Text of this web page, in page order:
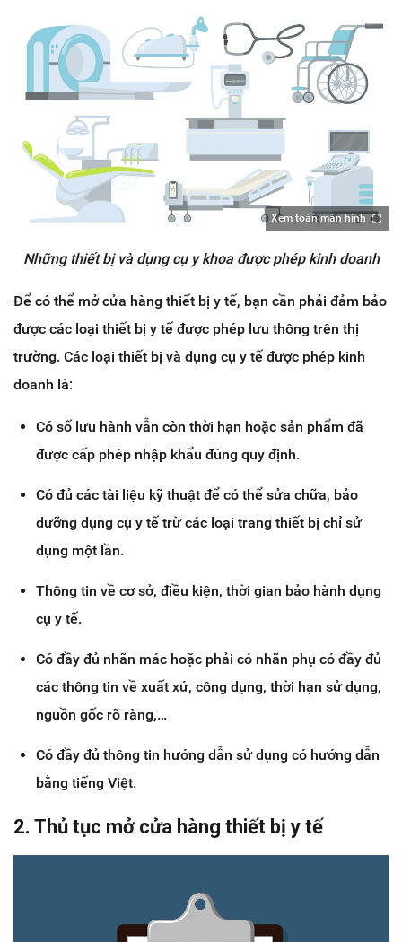
Xem toàn màn hình
Những thiết bị và dụng cụ y khoa được phép kinh doanh
Để có thể mở cửa hàng thiết bị y tế, bạn cần phải đảm bảo
được các loại thiết bị y tế được phép lưu thông trên thị
trường. Các loại thiết bị và dụng cụ y tế được phép kinh
doanh là:
Có số lưu hành vẫn còn thời hạn hoặc sản phẩm đã
được cấp phép nhập khẩu đúng quy định.
Có đủ các tài liệu kỹ thuật để có thể sửa chữa, bảo
dưỡng dụng cụ y tế trừ các loại trang thiết bị chỉ sử
dụng một lần.
Thông tin về cơ sở, điều kiện, thời gian bảo hành dụng
cụ y tế.
Có đầy đủ nhãn mác hoặc phải có nhãn phụ có đầy đủ
các thông tin về xuất xứ, công dụng, thời hạn sử dụng,
nguồn gốc rõ ràng,…
Có đầy đủ thông tin hướng dẫn sử dụng có hướng dẫn
bằng tiếng Việt.
2. Thủ tục mở cửa hàng thiết bị y tế